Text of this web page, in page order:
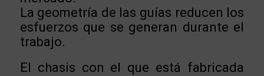
La geometría de las guías reducen los
esfuerzos que se generan durante el
trabajo.
El chasis con el que está fabricada